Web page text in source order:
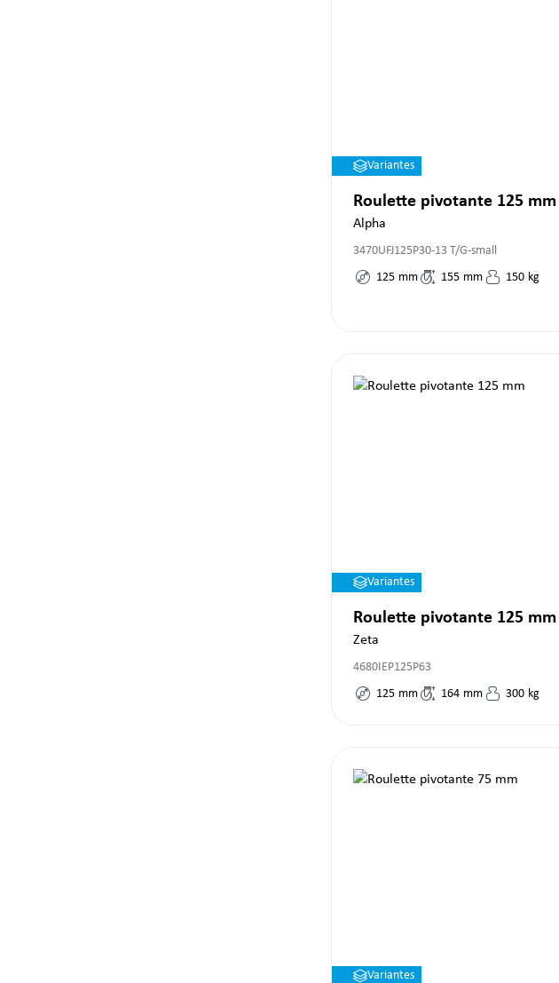
Variantes
Roulette pivotante 125 mm
Alpha
3470UFJ125P30-13 T/G-small
125 mm 155 mm 150 kg
Variantes
Roulette pivotante 125 mm
Zeta
4680IEP125P63
125 mm 164 mm 300 kg
Variantes